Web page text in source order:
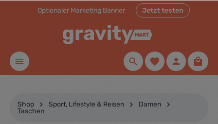
springenOptionaler Marketing Banner Jetzt testen
Shop Sport, Lifestyle & Reisen
Damen
Taschen